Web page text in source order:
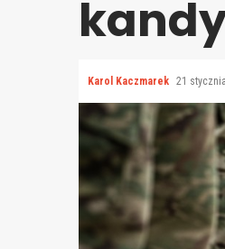
Karol Kaczmarek 21